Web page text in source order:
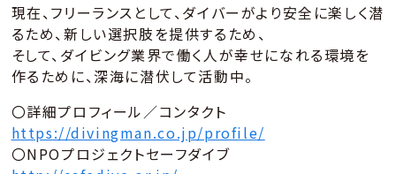
現在、フリーランスとして、ダイバーがより安全に楽しく潜
るため、新しい選択肢を提供するため、
そして、ダイビング業界で働く人が幸せになれる環境を
作るために、深海に潜伏して活動中。
〇詳細プロフィール／コンタクト
https://divingman.co.jp/profile/
〇NPOプロジェクトセーフダイブ